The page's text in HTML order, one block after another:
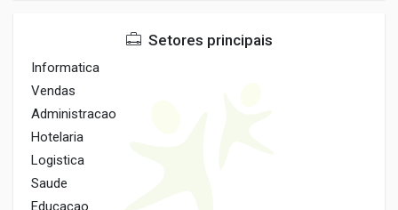
Setores principais
Informatica
Vendas
Administracao
Hotelaria
Logistica
Saude
Educacao